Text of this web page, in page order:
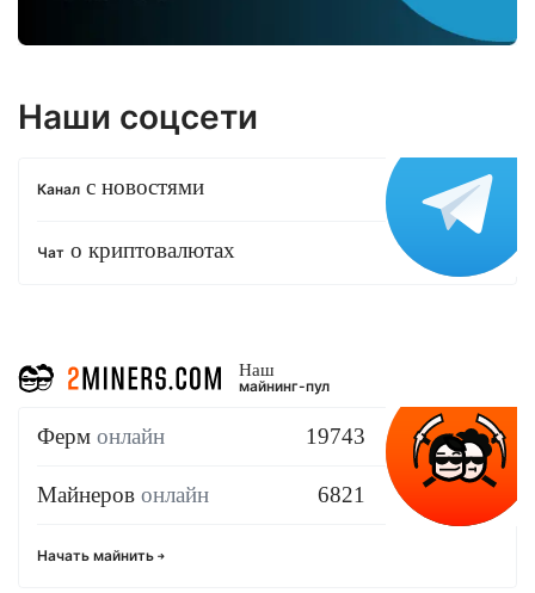
Наши соцсети
Канал с новостями
Чат о криптовалютах
Наш
майнинг-пул
Ферм онлайн 19743
Майнеров онлайн 6821
Начать майнить